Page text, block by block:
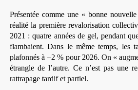
Présentée comme une « bonne
réalité la première revalorisation
2021 : quatre années de gel, pendant
flambaient. Dans le même temps, les
plafonnés à +2 % pour 2026. On «
étrangle de l’autre. Ce n’est pas une
rattrapage tardif et partiel.